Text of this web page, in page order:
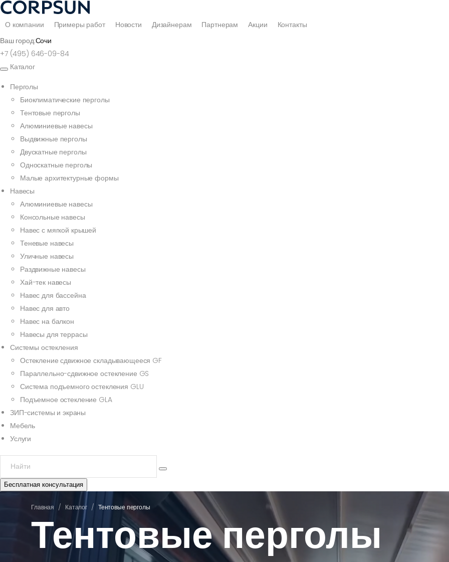
О компании Примеры работ Новости Дизайнерам Партнерам Акции
Контакты
Ваш город:Сочи
+7 (495) 646-09-84
Каталог
Перголы
Биоклиматические перголы
Тентовые перголы
Алюминиевые навесы
Выдвижные перголы
Двускатные перголы
Односкатные перголы
Малые архитектурные формы
Навесы
Алюминиевые навесы
Консольные навесы
Навес с мягкой крышей
Теневые навесы
Уличные навесы
Раздвижные навесы
Хай-тек навесы
Навес для бассейна
Навес для авто
Навес на балкон
Навесы для террасы
Системы остекления
Остекление сдвижное складывающееся GF
Параллельно-сдвижное остекление GS
Система подъемного остекления GLU
Подъемное остекление GLA
ЗИП-системы и экраны
Мебель
Услуги
Бесплатная консультация
Главная / Каталог / Тентовые перголы
Тентовые перголы